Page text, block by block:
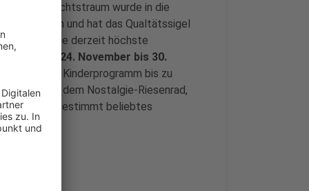
Weihnachtstraum wurde in die
und hat das Qualtätssigel
erhalten. Die derzeit höchste
Vom 24. November bis 30.
Show über Kinderprogramm bis zu
hinter dem Nostalgie-Riesenrad,
und bestimmt beliebtes